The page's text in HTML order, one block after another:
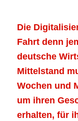
Die
Fahrt denn
deutsche
Mittelstand
Wochen und
um ihren
erhalten, für